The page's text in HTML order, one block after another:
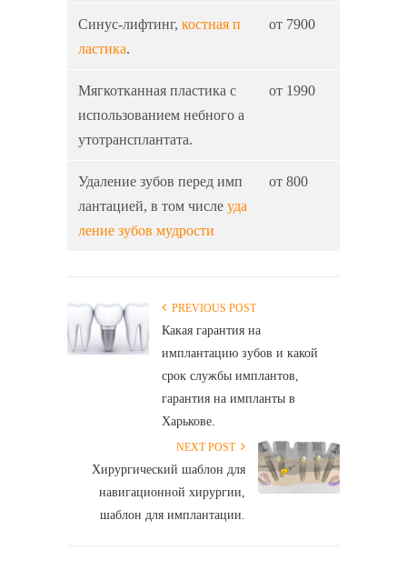
Синус-лифтинг, костная п
ластика.
от 7900
Мягкотканная пластика с
использованием небного а
утотрансплантата.
от 1990
Удаление зубов перед имп
лантацией, в том числе уда
ление зубов мудрости
от 800
PREVIOUS POST
Какая гарантия на
имплантацию зубов и какой
срок службы имплантов,
гарантия на импланты в
Харькове.
NEXT POST
Хирургический шаблон для
навигационной хирургии,
шаблон для имплантации.